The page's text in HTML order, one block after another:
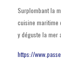
Surplombant la
cuisine maritime
y déguste la mer
https://